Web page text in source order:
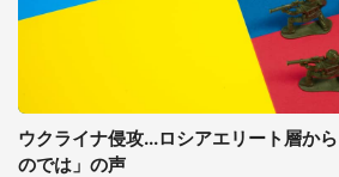
ウクライナ侵攻...ロシアエリート層か
のでは」の声